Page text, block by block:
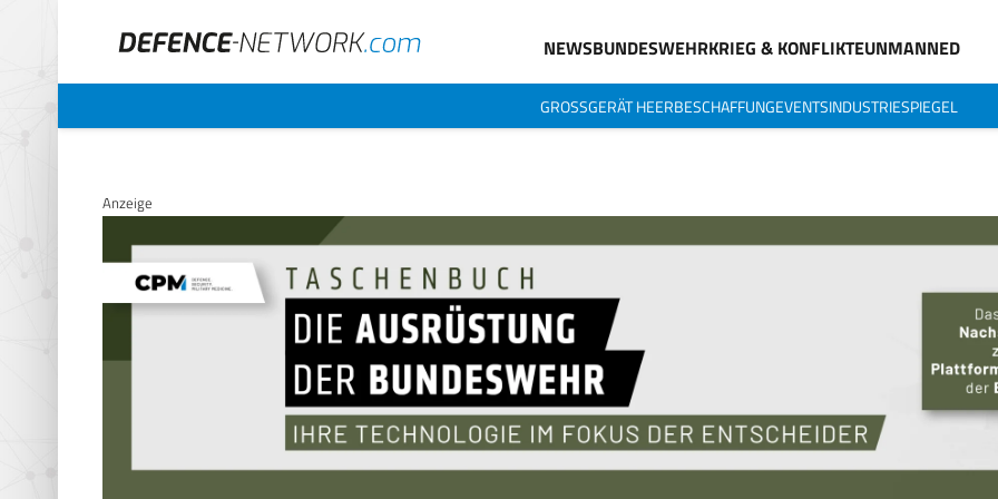
NEWSBUNDESWEHRKRIEG & KONFLIKTEUNMANNED
GROSSGERÄT HEERBESCHAFFUNGEVENTSINDUSTRIESPIEGEL
Anzeige